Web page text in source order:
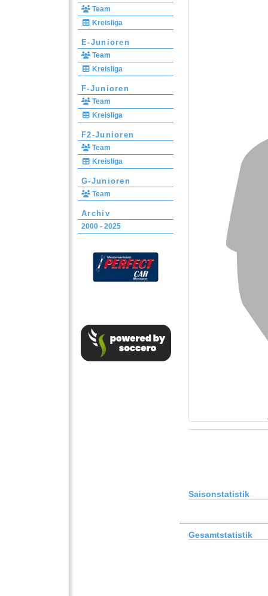
Team
Kreisliga
E-Junioren
Team
Kreisliga
F-Junioren
Team
Kreisliga
F2-Junioren
Team
Kreisliga
G-Junioren
Team
Archiv
2000 - 2025
Saisonstatistik
Gesamtstatistik